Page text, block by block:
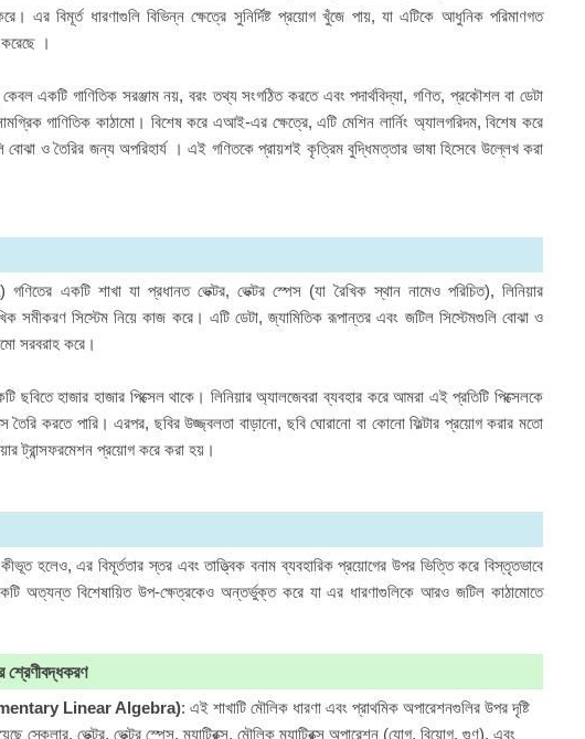
এর বিমূর্ত ধারণাগুলি বিভিন্ন ক্ষেত্রে সুনির্দিষ্ট প্রয়োগ খুঁজে পায়, যা এটিকে আধুনিক পরিমাণগত
করেছে ।
একটি গাণিতিক সরঞ্জাম নয়, বরং তথ্য সংগঠিত করতে এবং পদার্থবিদ্যা,গণিত, প্রকৌশল বা ডেটা
গাণিতিক কাঠামো। বিশেষ করে এআই-এর ক্ষেত্রে, এটি মেশিন লার্নিং অ্যালগরিদম, বিশেষ করে
বোঝা ও তৈরির জন্য অপরিহার্য । এই গণিতকে প্রায়শই কৃত্রিম বুদ্ধিমত্তার ভাষা হিসেবে উল্লেখ করা
) গণিতের একটি শাখা যা প্রধানত ভেক্টর, ভেক্টর স্পেস (যা রৈখিক স্থান নামেও পরিচিত), লিনিয়ার
সমীকরণ সিস্টেম নিয়ে কাজ করে। এটি ডেটা, জ্যামিতিক রূপান্তর এবং জটিল সিস্টেমগুলি বোঝা ও
সরবরাহ করে।
হাজার হাজার পিক্সেল থাকে। লিনিয়ার অ্যালজেবরা ব্যবহার করে আমরা এই প্রতিটি পিক্সেলকে
তৈরি করতে পারি। এরপর, ছবির উজ্জ্বলতা বাড়ানো, ছবি ঘোরানো বা কোনো ফিল্টার প্রয়োগ করার মতো
ট্রান্সফরমেশন প্রয়োগ করে করা হয়।
হলেও, এর বিমূর্ততার স্তর এবং তাত্ত্বিক বনাম ব্যবহারিক প্রয়োগের উপর ভিত্তি করে বিস্তৃতভাবে
অত্যন্ত বিশেষায়িত উপ-ক্ষেত্রকেও অন্তর্ভুক্ত করে যা এর ধারণাগুলিকে আরও জটিল কাঠামোতে
Linear Algebra): এই শাখাটি মৌলিক ধারণা এবং প্রাথমিক অপারেশনগুলির উপর দৃষ্টি
স্কেলার, ভেক্টর, ভেক্টর স্পেস, ম্যাট্রিক্স, মৌলিক ম্যাট্রিক্স অপারেশন (যোগ, বিয়োগ, গুণ), এবং